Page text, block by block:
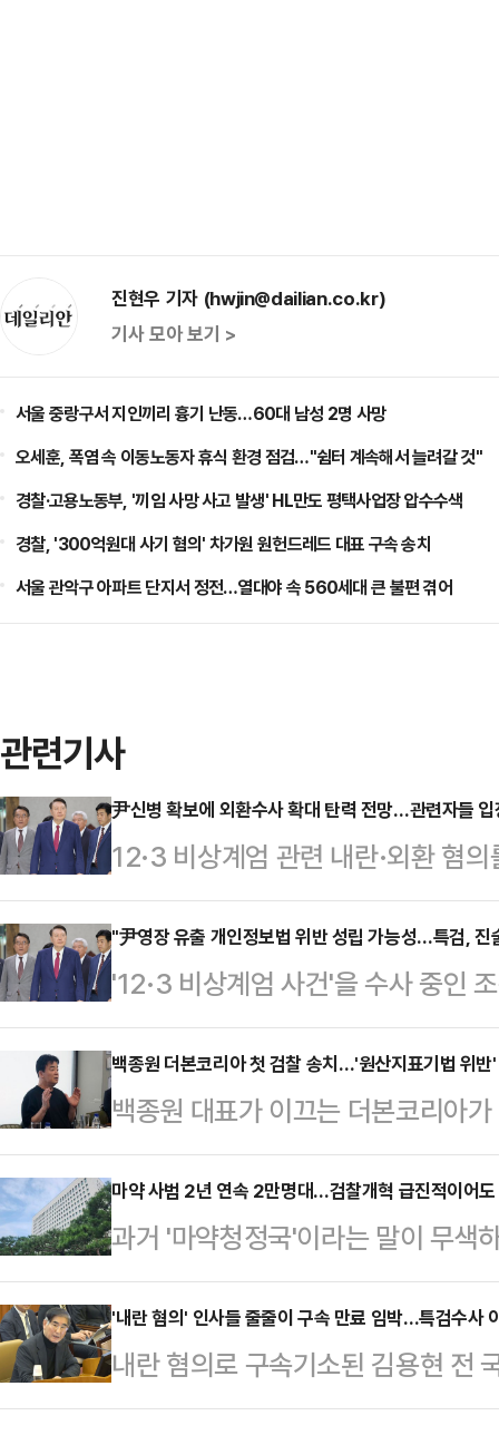
진현우 기자 (hwjin@dailian.co.kr)
기사 모아 보기 >
서울 중랑구서 지인끼리 흉기 난동…60대 남성 2명 사망
오세훈, 폭염 속 이동노동자 휴식 환경 점검…"쉼터 계속해서 늘려갈 것"
경찰·고용노동부, '끼임 사망 사고 발생' HL만도 평택사업장 압수수색
경찰, '300억원대 사기 혐의' 차가원 원헌드레드 대표 구속 송치
서울 관악구 아파트 단지서 정전…열대야 속 560세대 큰 불편 겪어
관련기사
尹신병 확보에 외환수사 확대 탄력 전망…관련자들
12·3 비상계엄 관련 내란·외환 혐
이 10일 윤 전 대통령 재구속에 성
검은 구속영장에 적시한 특수공무
증에 집중할 계획이다. 법조계에선
속 불응할 가능성이 높지만, 외환죄
협조 유무와 상관 없이 혐의가 인정
특히, 관련자들의 입장 또한 유의미
다.11일 법조계에…
"尹영장 유출 개인정보법 위반 성립 가능성…특검,
'12·3 비상계엄 사건'을 수사 중인
대한 구속영장이 변호인단을 통해
밝혔다. 법조계에선 업무상비밀누
번호 등 개인정보가 유출된 만큼 개
측했다. 전문가들은 특히, 오는 8일
특검팀에서 관련자 간의 진술 관여
압박용으로 대응하려는 목적도 엿
박지영 특검보는 전날 브리…
백종원 더본코리아 첫 검찰 송치…'원산지표기법 위
백종원 대표가 이끄는 더본코리아
졌다. 경찰이 더본코리아와 관련해
찰에 송치된 건 이번이 처음이라 소
사건에서 더본코리아가 의도적으
산지를 혼동할 가능성이 있는지 여
만일 혐의가 인정된다면 고의성 여
산지표기법 위반의 경우 최대 7년
가능하다.지난 4일 …
마약 사범 2년 연속 2만명대…검찰개혁 급진적이어
과거 '마약청정국'이라는 말이 무색
명 이상 검거되는 등 관련 범죄가
(SNS)와 다크웹 등에서 비대면 온
과 검거 난이도는 갈수록 높아지는
없애고, 검찰을 기소나 영장 청구만
'내란 혐의' 인사들 줄줄이 구속 만료 임박…특검수
내란 혐의로 구속기소된 김용현 전
에서 재판받게 됐다. 김 전 장관 외